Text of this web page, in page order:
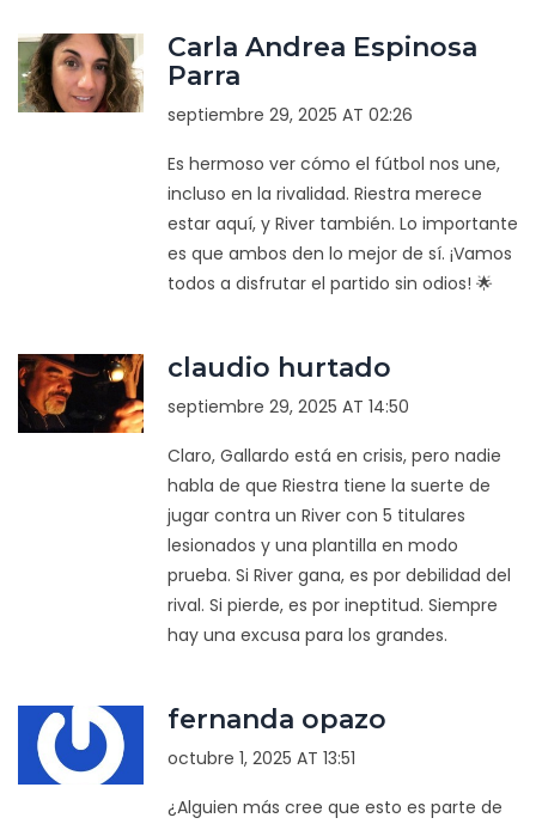
Carla Andrea Espinosa
Parra
septiembre 29, 2025 AT 02:26
Es hermoso ver cómo el fútbol nos une,
incluso en la rivalidad. Riestra merece
estar aquí, y River también. Lo importante
es que ambos den lo mejor de sí. ¡Vamos
todos a disfrutar el partido sin odios! 🌟
claudio hurtado
septiembre 29, 2025 AT 14:50
Claro, Gallardo está en crisis, pero nadie
habla de que Riestra tiene la suerte de
jugar contra un River con 5 titulares
lesionados y una plantilla en modo
prueba. Si River gana, es por debilidad del
rival. Si pierde, es por ineptitud. Siempre
hay una excusa para los grandes.
fernanda opazo
octubre 1, 2025 AT 13:51
¿Alguien más cree que esto es parte de